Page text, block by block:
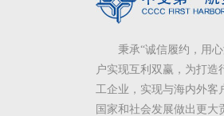
秉承“诚信履约，用
户实现互利双赢，为打
工企业，实现与海内外客
国家和社会发展做出更大